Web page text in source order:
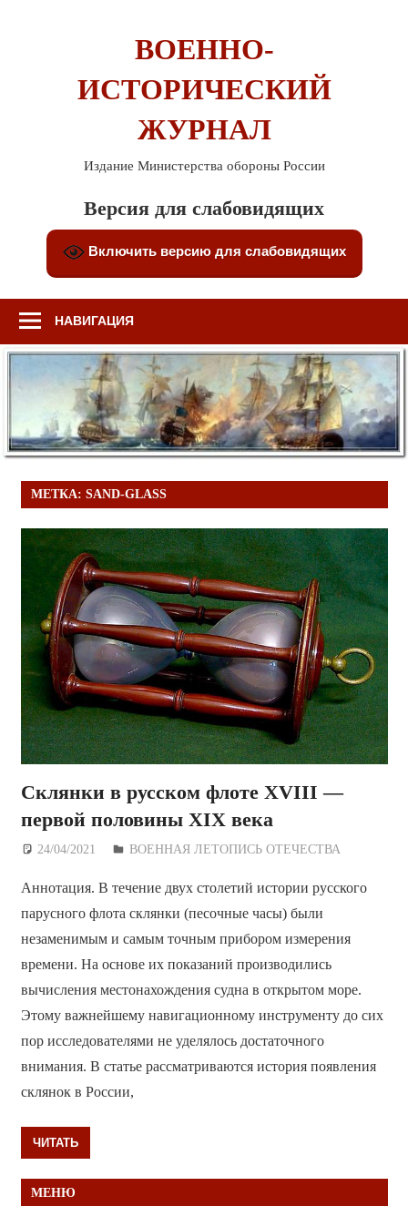
ВОЕННО-
ИСТОРИЧЕСКИЙ
ЖУРНАЛ
Издание Министерства обороны России
Версия для слабовидящих
Включить версию для слабовидящих
НАВИГАЦИЯ
МЕТКА: SAND-GLASS
Склянки в русском флоте XVIII —
первой половины XIX века
24/04/2021 Дежурный по Редакции
ВОЕННАЯ ЛЕТОПИСЬ ОТЕЧЕСТВА
Аннотация. В течение двух столетий истории русского
парусного флота склянки (песочные часы) были
незаменимым и самым точным прибором измерения
времени. На основе их показаний производились
вычисления местонахождения судна в открытом море.
Этому важнейшему навигационному инструменту до сих
пор исследователями не уделялось достаточного
внимания. В статье рассматриваются история появления
склянок в России,
ЧИТАТЬ
МЕНЮ